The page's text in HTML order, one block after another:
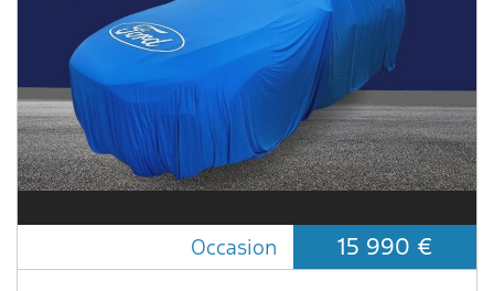
Occasion 15 990 €